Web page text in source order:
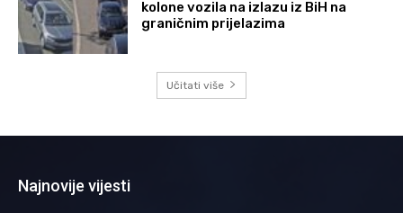
kolone vozila na izlazu iz BiH na
graničnim prijelazima
Učitati više
Najnovije vijesti